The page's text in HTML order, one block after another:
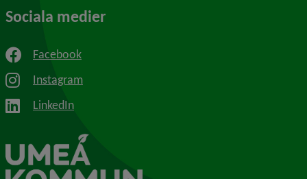
Sociala medier
Facebook
Instagram
LinkedIn